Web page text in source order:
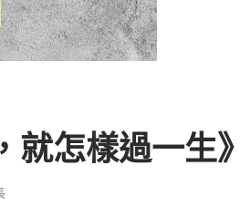
怎樣過一生》